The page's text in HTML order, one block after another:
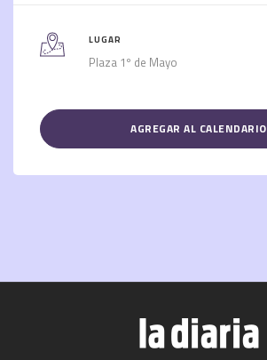
LUGAR
Plaza 1º de Mayo
AGREGAR AL CALENDARIO